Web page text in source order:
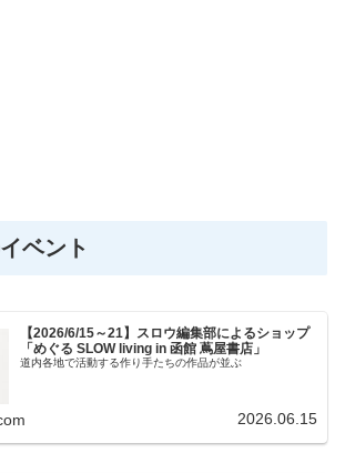
ベント
【2026/6/15～21】スロウ編集部によるショップ
「めぐる SLOW living in 函館 蔦屋書店」
道内各地で活動する作り手たちの作品が並ぶ
2026.06.15